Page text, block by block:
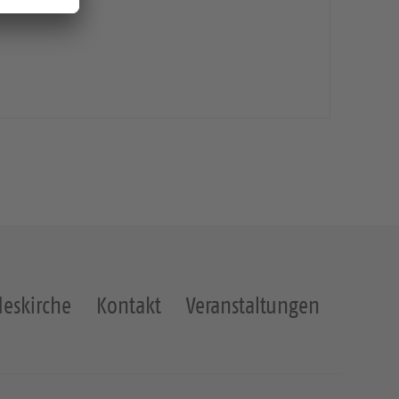
Kontakt Veranstaltungen